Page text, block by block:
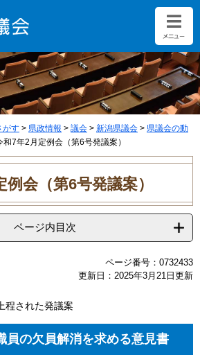
がす > 県政情報 > 議会 > 新潟県議会 > 県議会の動
和7年2月定例会（第6号発議案）
会（第6号発議案）
ページ内目次
ページ番号：0732433
更新日：2025年3月21日更新
程された発議案
員の欠員解消を求める意見書